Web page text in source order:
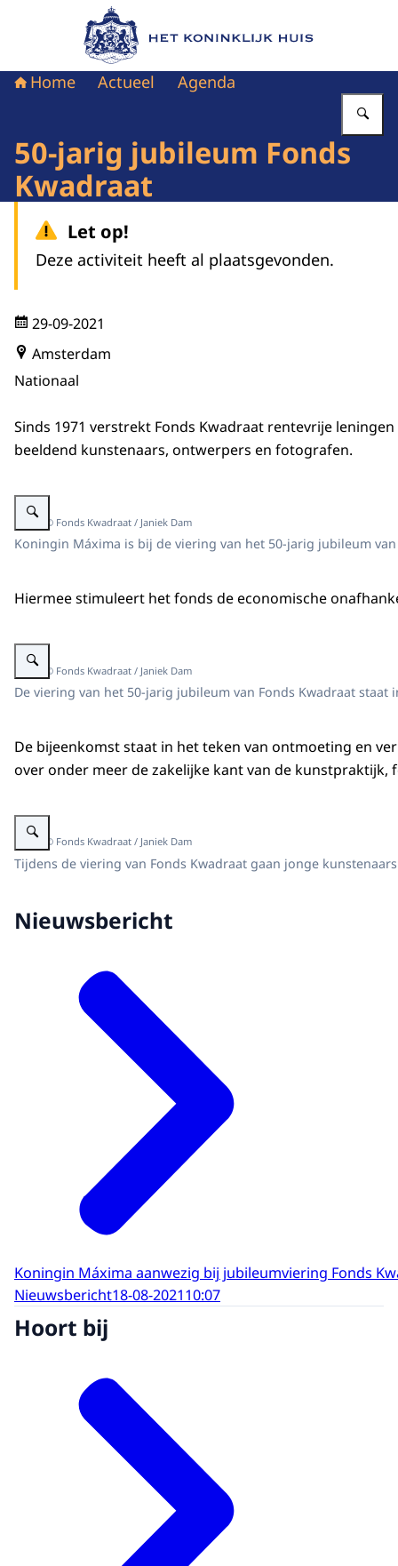
Naar de homepage van Het Koninklijk Huis
Home Actueel Agenda
50-jarig jubileum Fonds
Kwadraat
Let op!
Deze activiteit heeft al plaatsgevonden.
29-09-2021
Amsterdam
Nationaal
Sinds 1971 verstrekt Fonds Kwadraat rentevrije leningen
beeldend kunstenaars, ontwerpers en fotografen.
Vergroot afbeelding Koningin Máxima is bij de viering van het 50-jarig
Beeld: © Fonds Kwadraat / Janiek Dam
Koningin Máxima is bij de viering van het 50-jarig jubileum
Hiermee stimuleert het fonds de economische
Vergroot afbeelding Koningin Máxima bij de viering van het 50-jarig
Beeld: © Fonds Kwadraat / Janiek Dam
De viering van het 50-jarig jubileum van Fonds Kwadraat
De bijeenkomst staat in het teken van ontmoeting en
over onder meer de zakelijke kant van de
Vergroot afbeelding Koningin Máxima bij de viering van het 50-jarig
Beeld: © Fonds Kwadraat / Janiek Dam
Tijdens de viering van Fonds Kwadraat gaan jonge
Nieuwsbericht
Koningin Máxima aanwezig bij jubileumviering Fonds
Nieuwsbericht18-08-202110:07
Hoort bij